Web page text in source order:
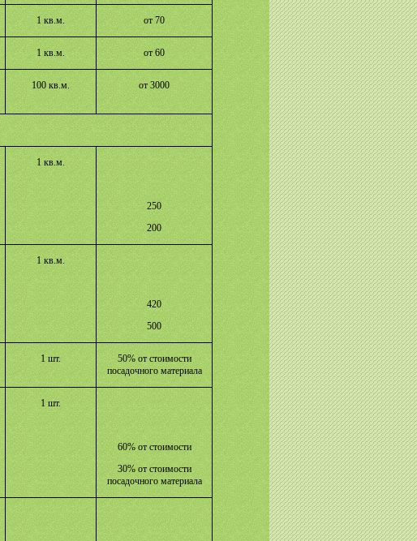
1 кв.м. от 70
1 кв.м. от 60
100 кв.м. от 3000
1 кв.м.
250
200
1 кв.м.
420
500
1 шт.
50% от стоимости
посадочного материала
1 шт.
60% от стоимости
30% от стоимости
посадочного материала